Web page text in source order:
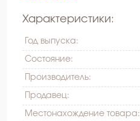
Характеристики:
Год выпуска:
Состояние:
Производитель:
Продавец:
Местонахождение товара: